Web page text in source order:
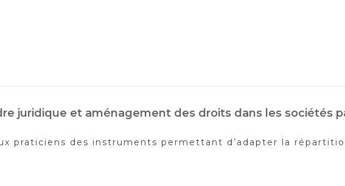
juridique et aménagement des droits dans les sociétés
praticiens des instruments permettant d’adapter la